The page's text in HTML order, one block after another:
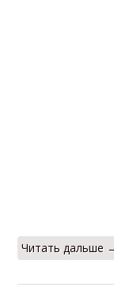
Читать дальше